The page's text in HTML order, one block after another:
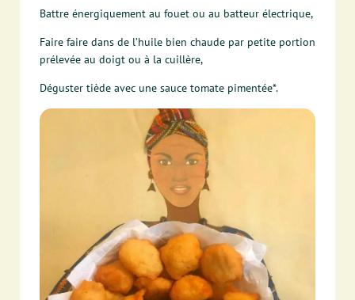
Battre énergiquement au fouet ou au batteur électrique,
Faire faire dans de l’huile bien chaude par petite portion
prélevée au doigt ou à la cuillère,
Déguster tiède avec une sauce tomate pimentée*.